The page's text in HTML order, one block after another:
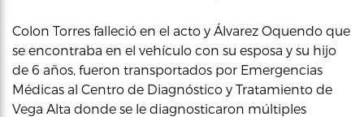
Colon Torres falleció en el acto y Álvarez Oquendo que
se encontraba en el vehículo con su esposa y su hijo
de 6 años, fueron transportados por Emergencias
Médicas al Centro de Diagnóstico y Tratamiento de
Vega Alta donde se le diagnosticaron múltiples